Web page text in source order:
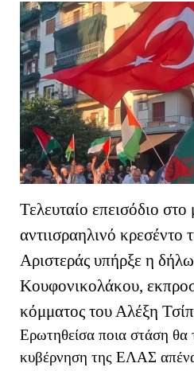
Τελευταίο επεισόδιο
αντιισραηλινό κρεσέντο
Αριστεράς υπήρξε η
Κουφονικολάκου,
κόμματος του Αλέξη
Ερωτηθείσα ποια στάση θα
κυβέρνηση της ΕΛΑΣ